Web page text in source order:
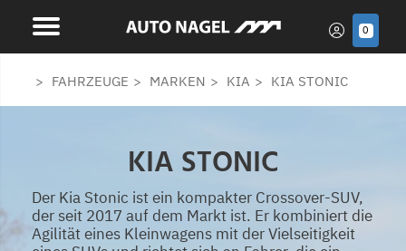
0
FAHRZEUGE MARKEN KIA KIA STONIC
KIA STONIC
Der Kia Stonic ist ein kompakter Crossover-SUV,
der seit 2017 auf dem Markt ist. Er kombiniert die
Agilität eines Kleinwagens mit der Vielseitigkeit